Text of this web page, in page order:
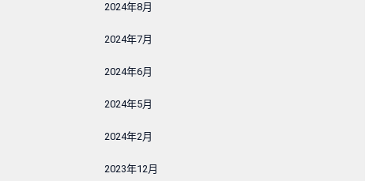
2024年8月
2024年7月
2024年6月
2024年5月
2024年2月
2023年12月